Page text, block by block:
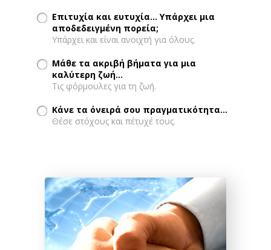
Επιτυχία και ευτυχία... Υπάρχει μια
αποδεδειγμένη πορεία;
Υπάρχει και είναι ανοιχτή για όλους.
Μάθε τα ακριβή βήματα για μια
καλύτερη ζωή...
Τις φόρμουλες για τη ζωή.
Κάνε τα όνειρά σου πραγματικότητα...
Θέσε στόχους και πέτυχέ τους.